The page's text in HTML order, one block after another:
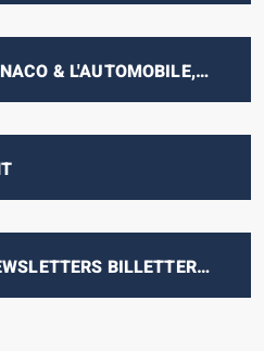
& L'AUTOMOBILE,
BILLETTERIE